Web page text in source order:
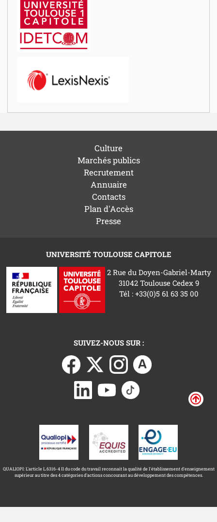
Culture
Marchés publics
Recrutement
Annuaire
Contacts
Plan d'Accès
Presse
UNIVERSITÉ TOULOUSE CAPITOLE
2 Rue du Doyen-Gabriel-Marty
31042 Toulouse Cedex 9
Tél : +33(0)5 61 63 35 00
SUIVEZ-NOUS SUR :
QUALIOPI: L'article L.6316-4 II du code du travail reconnait la qualité de l'établissement d'enseignement
supérieur au titre des 4 catégories d'actions concourant au développement des compétences.